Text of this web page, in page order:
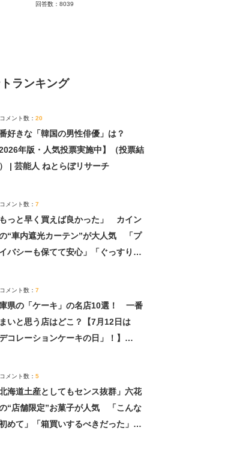
回答数：8039
ランキング
コメント数： 20
好きな「韓国の男性俳優」は？
2026年版・人気投票実施中】（投票結
| 芸能人 ねとらぼリサーチ
コメント数： 7
もっと早く買えば良かった」 カイン
“車内遮光カーテン”が大人気 「プ
バシーも保てて安心」「ぐっすり眠
コメント数： 7
県の「ケーキ」の名店10選！ 一番
いと思う店はどこ？【7月12日は
デコレーションケーキの日」！】
コメント数： 5
北海道土産としてもセンス抜群」六花
“店舗限定”お菓子が人気 「こんな
めて」「箱買いするべきだった」